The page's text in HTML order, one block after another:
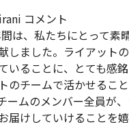
コメント
は、私たちにとって素
ました。ライアット
いることに、とても感
のチームで活かせるこ
ームのメンバー全員が
けしていけることを嬉